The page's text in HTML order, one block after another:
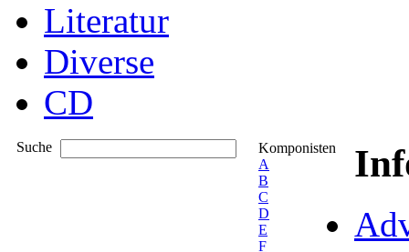
Literatur
Diverse
CD
Suche
Komponisten
A
B
C
D
E
F